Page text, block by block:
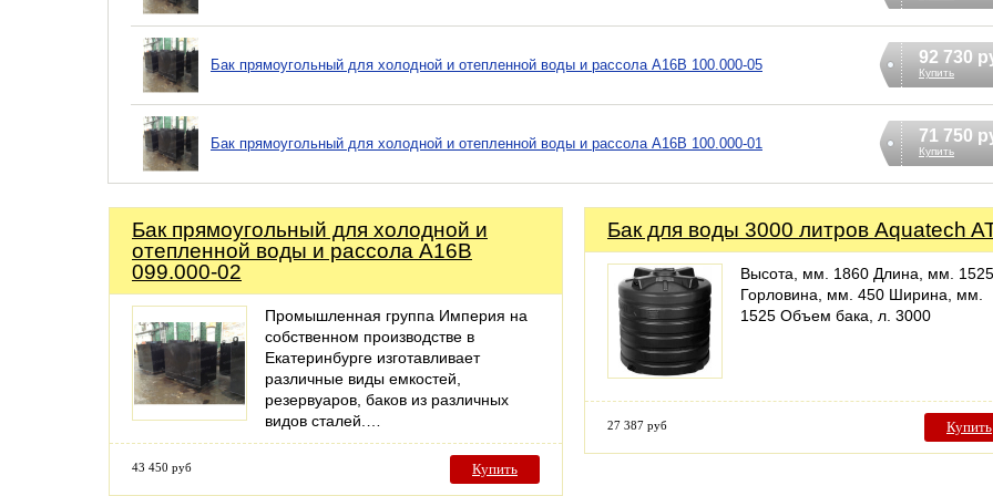
Бак прямоугольный для холодной и отепленной воды и рассола А16В 100.000-05 92 730
Купить
Бак прямоугольный для холодной и отепленной воды и рассола А16В 100.000-01 71 750
Купить
Бак прямоугольный для холодной и
отепленной воды и рассола А16В
099.000-02
Промышленная группа Империя на
собственном производстве в
Екатеринбурге изготавливает
различные виды емкостей,
резервуаров, баков из различных
видов сталей.…
43 450 руб Купить
Бак для воды 3000 литров Aquatech
Высота, мм. 1860 Длина, мм. 1525
Горловина, мм. 450 Ширина, мм.
1525 Объем бака, л. 3000
27 387 руб Купить